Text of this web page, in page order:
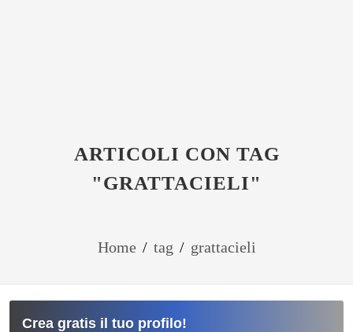
ARTICOLI CON TAG
"GRATTACIELI"
Home / tag / grattacieli
Crea gratis il tuo profilo!